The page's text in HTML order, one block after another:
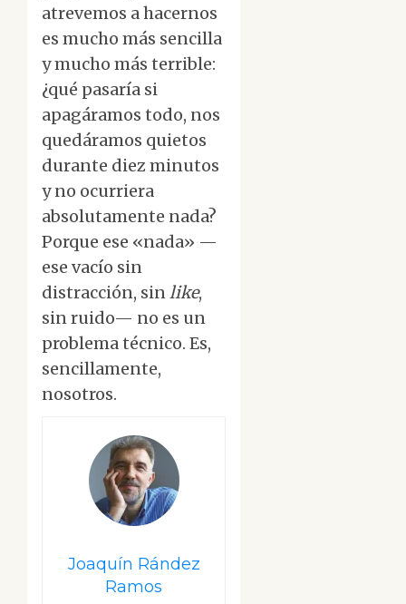
atrevemos a hacernos
es mucho más sencilla
y mucho más terrible:
¿qué pasaría si
apagáramos todo, nos
quedáramos quietos
durante diez minutos
y no ocurriera
absolutamente nada?
Porque ese «nada» —
ese vacío sin
distracción, sinlike,
sin ruido— no es un
problema técnico. Es,
sencillamente,
nosotros.
Joaquín Rández
Ramos